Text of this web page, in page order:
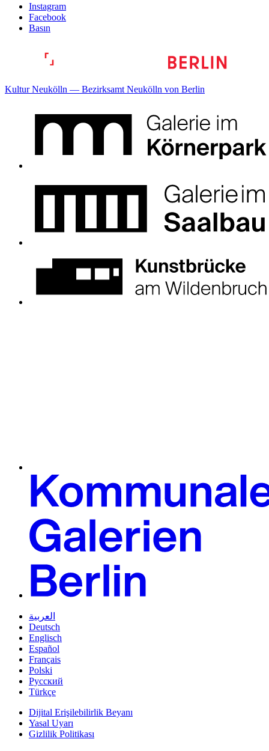
Instagram
Facebook
Basın
Kultur Neukölln — Bezirksamt Neukölln von Berlin
العربية
Deutsch
Englisch
Español
Français
Polski
Русский
Türkçe
Dijital Erişilebilirlik Beyanı
Yasal Uyarı
Gizlilik Politikası